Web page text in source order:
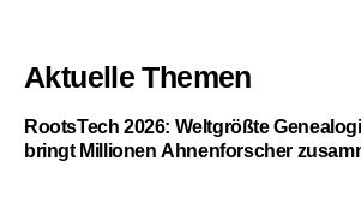
Aktuelle Themen
RootsTech 2026: Weltgrößte
bringt Millionen Ahnenforscher